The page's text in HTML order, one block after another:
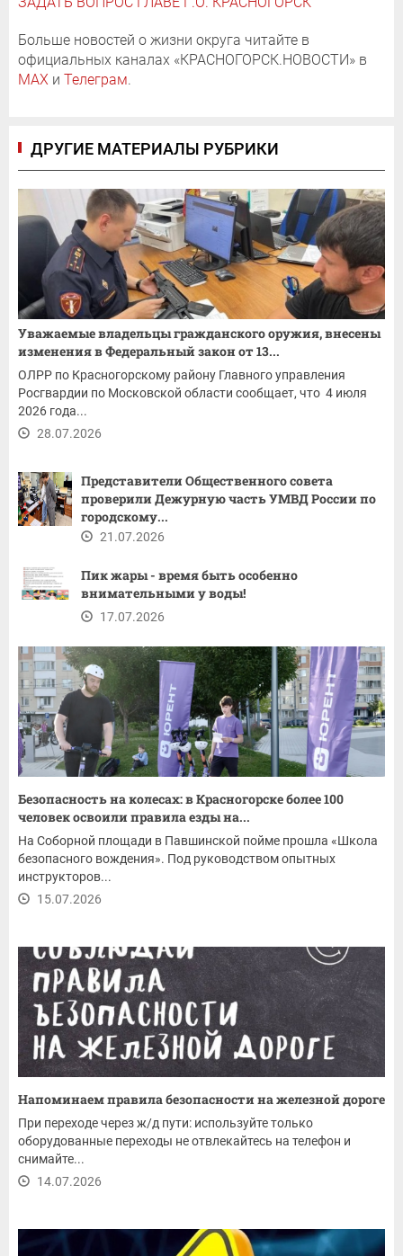
Больше новостей о жизни округа читайте в
официальных каналах «КРАСНОГОРСК.НОВОСТИ» в
MAX и Телеграм.
ДРУГИЕ МАТЕРИАЛЫ РУБРИКИ
Уважаемые владельцы гражданского оружия, внесены
изменения в Федеральный закон от 13...
ОЛРР по Красногорскому району Главного управления
Росгвардии по Московской области сообщает, что 4 июля
2026 года...
28.07.2026
Представители Общественного совета
проверили Дежурную часть УМВД России по
городскому...
21.07.2026
Пик жары - время быть особенно
внимательными у воды!
17.07.2026
Безопасность на колесах: в Красногорске более 100
человек освоили правила езды на...
На Соборной площади в Павшинской пойме прошла «Школа
безопасного вождения». Под руководством опытных
инструкторов...
15.07.2026
Напоминаем правила безопасности на железной дороге
При переходе через ж/д пути: используйте только
оборудованные переходы не отвлекайтесь на телефон и
снимайте...
14.07.2026